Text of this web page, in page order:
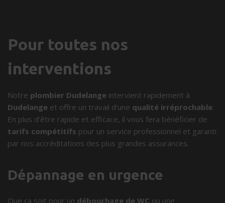
Pour toutes nos
interventions
Notre plombier Dudelange intervient rapidement à
Dudelange et offre un travail d'une qualité irréprochable.
En plus d'être rapide et efficace, il vous fera bénéficier de
tarifs compétitifs pour un service professionnel et garanti
par nos accréditations des plus grandes assurances.
Dépannage en urgence
Que ça soit pour un débouchage de WC ou une